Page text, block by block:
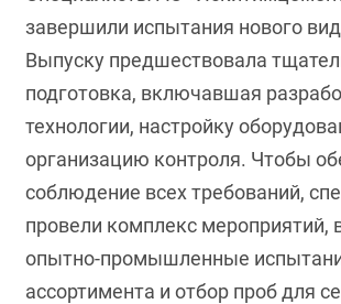
завершили испытания нового
Выпуску предшествовала
подготовка, включавшая
технологии, настройку
организацию контроля. Чтобы
соблюдение всех требований,
провели комплекс мероприятий,
опытно-промышленные
ассортимента и отбор проб для